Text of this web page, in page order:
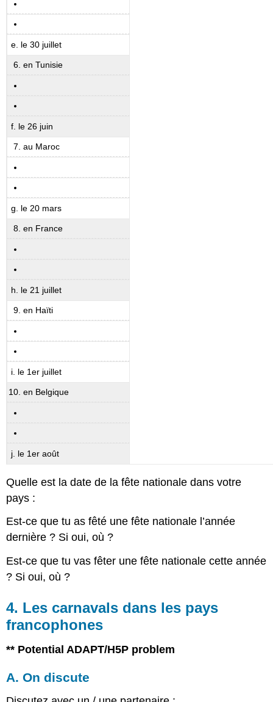
e. le 30 juillet
en Tunisie
f. le 26 juin
au Maroc
g. le 20 mars
en France
h. le 21 juillet
en Haïti
i. le 1er juillet
en Belgique
j. le 1er août
Quelle est la date de la fête nationale dans votre
pays :
Est-ce que tu as fêté une fête nationale l’année
dernière ? Si oui, où ?
Est-ce que tu vas fêter une fête nationale cette année
? Si oui, où ?
4. Les carnavals dans les pays
francophones
** Potential ADAPT/H5P problem
A. On discute